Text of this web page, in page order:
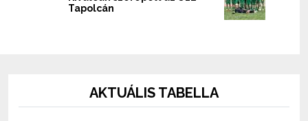
Tapolcán
AKTUÁLIS TABELLA